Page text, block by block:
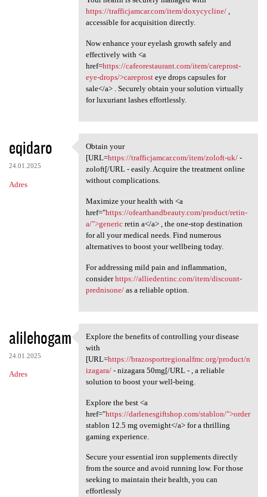
https://trafficjamcar.com/item/doxycycline/,
accessible for acquisition directly.
Now enhance your eyelash growth safely and
effectively with <a
href=https://cafeorestaurant.com/item/careprost-
eye-drops/>careprosteye drops capsules for
sale</a> . Securely obtain your solution virtually
for luxuriant lashes effortlessly.
eqidaro
24.01.2025
Adres
Obtain your [URL=https:/
Obtain your
[URL=https://trafficjamcar.com/item/zoloft-uk/-
zoloft[/URL - easily. Acquire the treatment online
without complications.
Maximize your health with <a
href="https://ofearthandbeauty.com/product/retin-
a/">genericretin a</a> , the one-stop destination
for all your medical needs. Find numerous
alternatives to boost your wellbeing today.
For addressing mild pain and inflammation,
considerhttps://alliedentinc.com/item/discount-
prednisone/as a reliable option.
alilehogam
24.01.2025
Adres
Explore the benefits of
Explore the benefits of controlling your disease
with
[URL=https://brazosportregionalfmc.org/product/n
izagara/- nizagara 50mg[/URL - , a reliable
solution to boost your well-being.
Explore the best <a
href="https://darlenesgiftshop.com/stablon/">order
stablon 12.5 mg overnight</a> for a thrilling
gaming experience.
Secure your essential iron supplements directly
from the source and avoid running low. For those
seeking to maintain their health, you can
effortlessly